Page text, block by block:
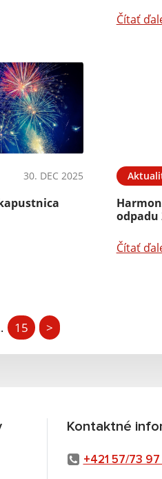
Čítať
30. DEC 2025
odpadu
Čítať
15 >
Kontaktné
+421 57/73 97